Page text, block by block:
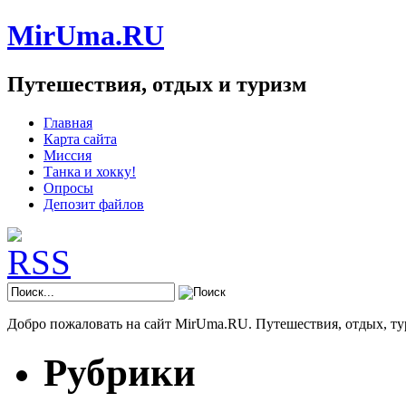
MirUma.RU
Путешествия, отдых и туризм
Главная
Карта сайта
Миссия
Танка и хокку!
Опросы
Депозит файлов
Добро пожаловать на сайт MirUma.RU. Путешествия, отдых,
Рубрики